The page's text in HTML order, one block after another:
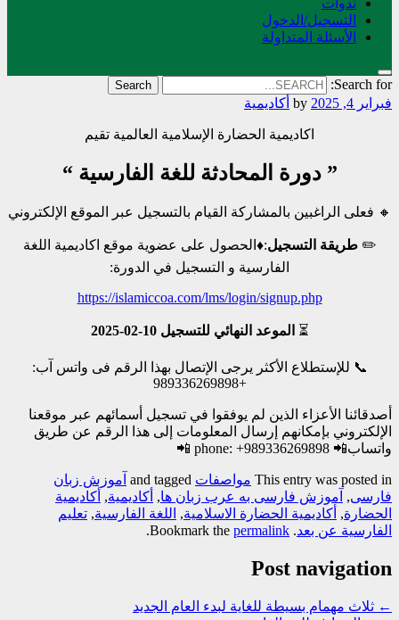
التسجیل/الدخول
الأسئلة المتداولة
Search for:
فبراير 4, 2025
أکادیمیة
اكاديمية الحضارة الإسلامية العالمیة تقيم
”دورة المحادثة للغة الفارسية “
🔸 فعلی الراغبین بالمشاركة القیام بالتسجيل‌ عبر الموقع الإلكتروني
✏️طريقة التسجيل:♦️الحصول على عضوية موقع اكاديمية اللغة
الفارسية و التسجیل في الدورة:
https://islamiccoa.com/lms/login/signup.php
⏳ الموعد النهائي للتسجیل 10-02-2025
📞 للإستطلاع الأکثر یرجی الإتصال بهذا الرقم فی واتس آب:
+989336269898
أصدقائنا الأعزاء الذين لم یوفقوا في تسجيل أسمائهم عبر موقعنا
الإلكتروني بإمكانهم إرسال المعلومات إلى هذا الرقم عن طريق
واتساب📲 phone: +989336269898 📲
This entry was posted in مواصفات
آموزش زبان
فارسی, آموزش فارسی به عرب زبان ها, أكاديمية, أكاديمية
الحضارة, أکادیمیة الحضارة الاسلامیة, اللغة الفارسیة, تعلیم
الفارسیة عن بعد. Bookmark the
permalink
.
Post navigation
← ثلاث مهمام بسيطة للغاية لبدء العام الجديد